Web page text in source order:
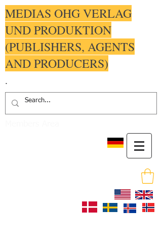
MEDIAS OHG VERLAG
UND PRODUKTION
(PUBLISHERS, AGENTS
AND PRODUCERS)
.